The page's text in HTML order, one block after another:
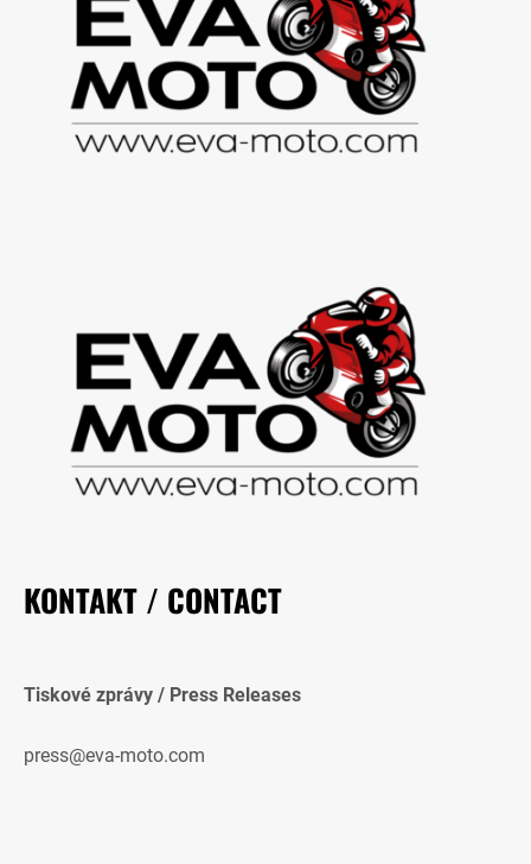
KONTAKT / CONTACT
Tiskové zprávy / Press Releases
press@eva-moto.com